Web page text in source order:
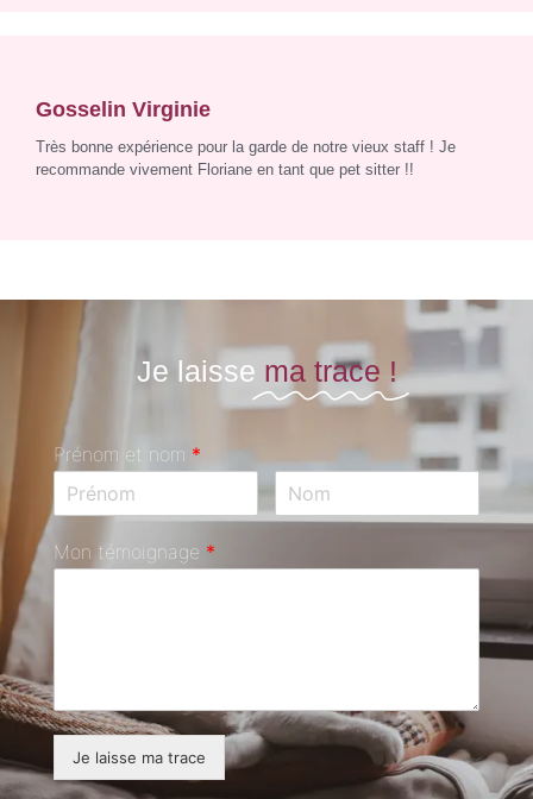
Gosselin Virginie
Très bonne expérience pour la garde de notre vieux staff ! Je
recommande vivement Floriane en tant que pet sitter !!
Je laisse ma trace !
Prénom et nom *
Mon témoignage *
Je laisse ma trace